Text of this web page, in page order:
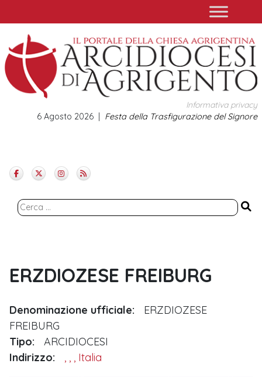
to
content
Informativa privacy
Festa della Trasfigurazione del Signore
6 Agosto 2026
Ricerca
ERZDIOZESE FREIBURG
Denominazione ufficiale:
ERZDIOZESE
FREIBURG
Tipo:
ARCIDIOCESI
Indirizzo:
, , , Italia